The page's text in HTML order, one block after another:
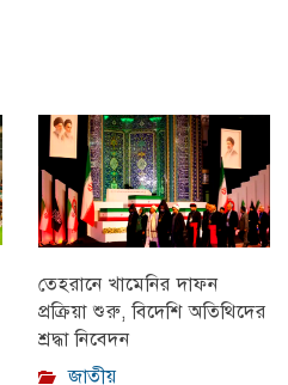
তেহরানে খামেনির দাফন
প্রক্রিয়া শুরু, বিদেশি অতিথিদের
শ্রদ্ধা নিবেদন
জাতীয়